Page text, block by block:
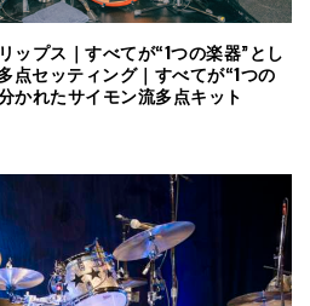
ップス｜すべてが“1つの楽器”とし
点セッティング｜すべてが“1つの
かれたサイモン流多点キット